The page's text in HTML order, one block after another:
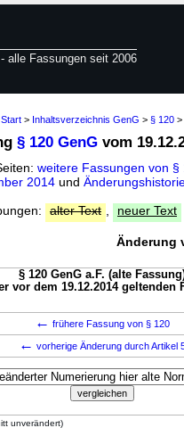
alle Fassungen seit 2006
Start > Inhaltsverzeichnis GenG > § 120 >
§ 120 GenG vom
weitere Fassungen von §
2014 und
alter Text neuer Text
Änderung
§ 120 GenG a.F. (alte
vor dem 19.12.2014 geltenden
← frühere Fassung von § 120
← vorherige Änderung durch Artikel
unverändert)